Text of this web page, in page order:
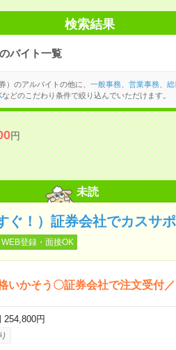
検索結果
のバイト一覧
）のアルバイトの他に、 一般事務、 営業事務、 総
などのこだわり条件で絞り込んでいただけます。
円
未読
ぐ！）証券会社でカスサ
WEB登録・面接OK
いかそう〇証券会社で注文受付／
円